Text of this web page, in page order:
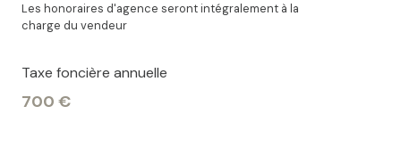
Les honoraires d'agence seront intégralement à la
charge du vendeur
Taxe foncière annuelle
700 €